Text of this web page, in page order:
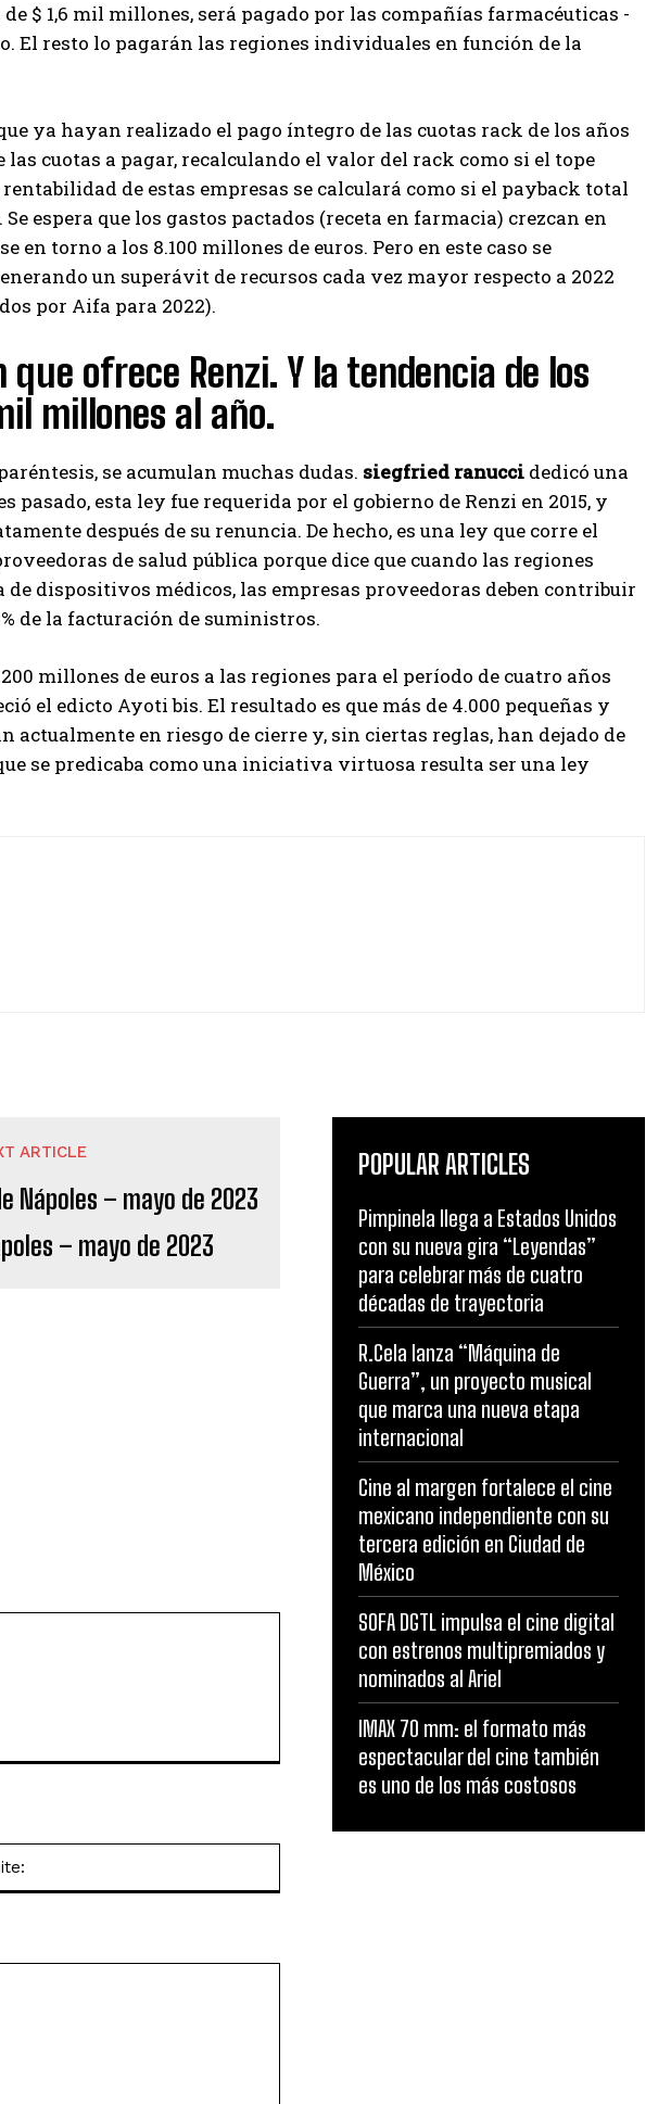
$ 1,6 mil millones, será pagado por las compañías farmacéuticas -
El resto lo pagarán las regiones individuales en función de la
ya hayan realizado el pago íntegro de las cuotas rack de los años
cuotas a pagar, recalculando el valor del rack como si el tope
rentabilidad de estas empresas se calculará como si el payback total
espera que los gastos pactados (receta en farmacia) crezcan en
en torno a los 8.100 millones de euros. Pero en este caso se
un superávit de recursos cada vez mayor respecto a 2022
por Aifa para 2022).
que ofrece Renzi. Y la tendencia de los
millones al año.
se acumulan muchas dudas. siegfried ranucci dedicó una
pasado, esta ley fue requerida por el gobierno de Renzi en 2015, y
después de su renuncia. De hecho, es una ley que corre el
de salud pública porque dice que cuando las regiones
dispositivos médicos, las empresas proveedoras deben contribuir
de la facturación de suministros.
millones de euros a las regiones para el período de cuatro años
el edicto Ayoti bis. El resultado es que más de 4.000 pequeñas y
actualmente en riesgo de cierre y, sin ciertas reglas, han dejado de
se predicaba como una iniciativa virtuosa resulta ser una ley
ARTICLE
– mayo de 2023
POPULAR ARTICLES
Pimpinela llega a Estados Unidos
con su nueva gira “Leyendas”
para celebrar más de cuatro
décadas de trayectoria
R.Cela lanza “Máquina de
Guerra”, un proyecto musical
que marca una nueva etapa
internacional
Cine al margen fortalece el cine
mexicano independiente con su
tercera edición en Ciudad de
México
SOFA DGTL impulsa el cine digital
con estrenos multipremiados y
nominados al Ariel
IMAX 70 mm: el formato más
espectacular del cine también
es uno de los más costosos